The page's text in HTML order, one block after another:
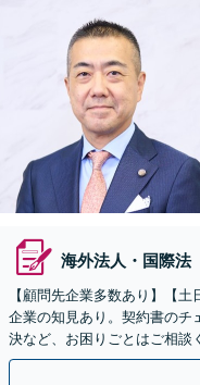
海外法人・国際法
【顧問先企業多数あり】【
企業の知見あり。契約書のチ
決など、お困りごとはご相談
も多く、研修等にも対応いた